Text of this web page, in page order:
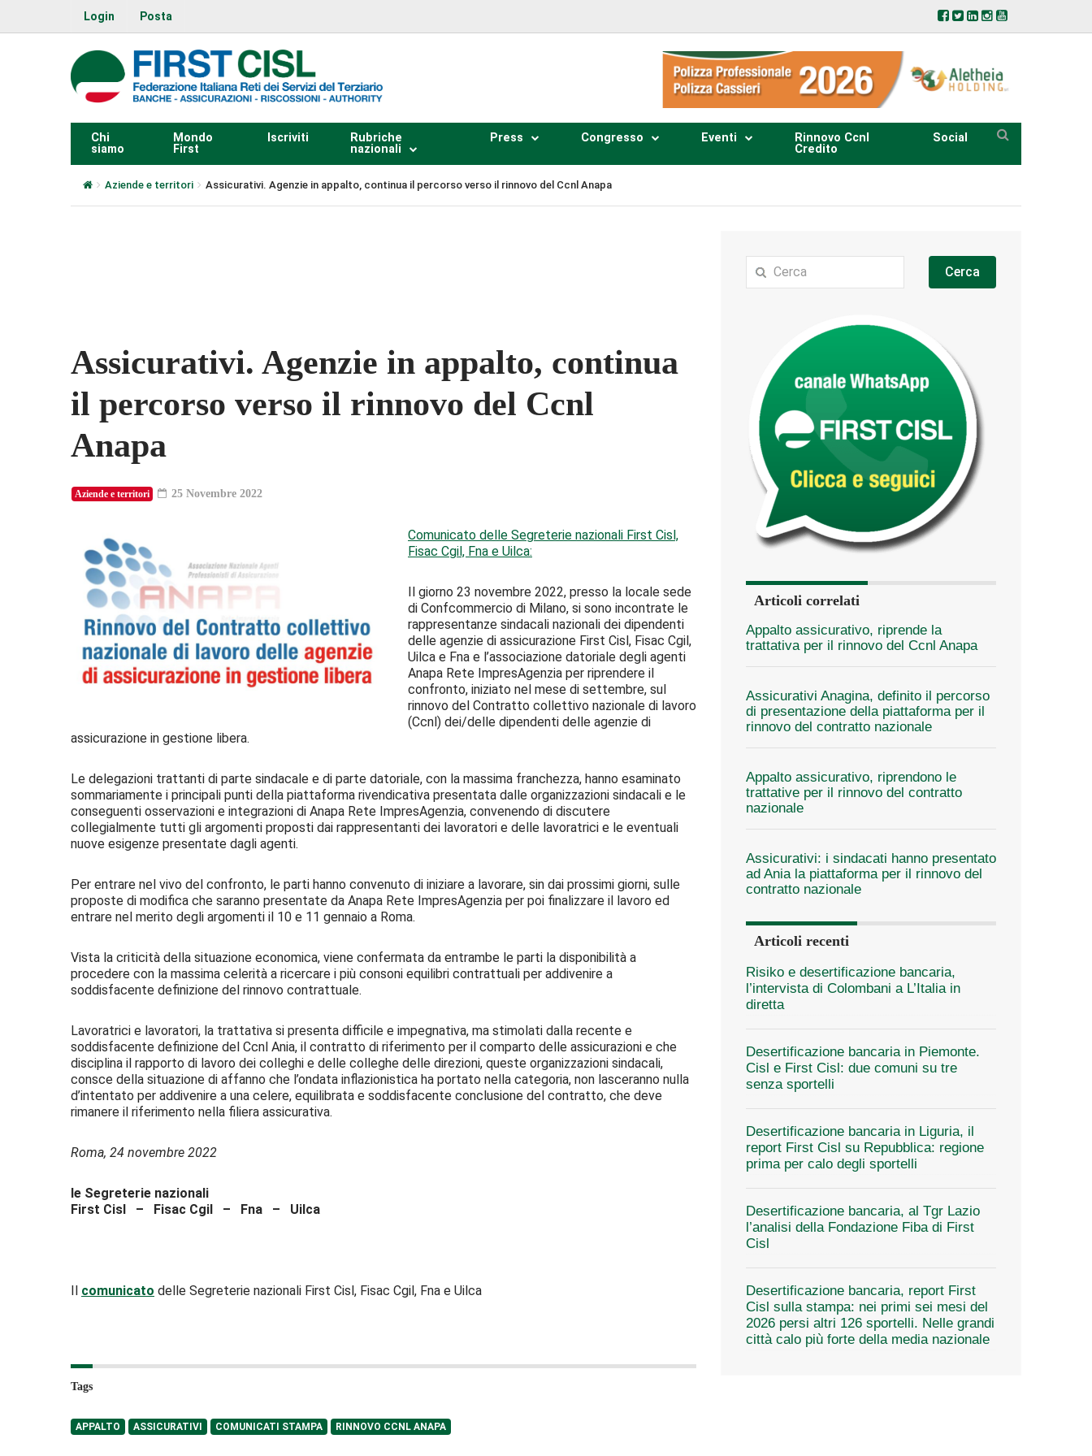
Login Posta
Chi
siamo
Mondo
First
Iscriviti
Rubriche
nazionali
Press Congresso Eventi
Rinnovo Ccnl
Credito
Social
Aziende e territori Assicurativi. Agenzie in appalto, continua il percorso verso il rinnovo del Ccnl Anapa
Assicurativi. Agenzie in appalto, continua
il percorso verso il rinnovo del Ccnl
Anapa
Aziende e territori 25 Novembre 2022
Comunicato delle Segreterie nazionali First Cisl,
Fisac Cgil, Fna e Uilca:
Il giorno 23 novembre 2022, presso la locale sede
di Confcommercio di Milano, si sono incontrate le
rappresentanze sindacali nazionali dei dipendenti
delle agenzie di assicurazione First Cisl, Fisac Cgil,
Uilca e Fna e l’associazione datoriale degli agenti
Anapa Rete ImpresAgenzia per riprendere il
confronto, iniziato nel mese di settembre, sul
rinnovo del Contratto collettivo nazionale di lavoro
(Ccnl) dei/delle dipendenti delle agenzie di
assicurazione in gestione libera.
Le delegazioni trattanti di parte sindacale e di parte datoriale, con la massima franchezza, hanno esaminato
sommariamente i principali punti della piattaforma rivendicativa presentata dalle organizzazioni sindacali e le
conseguenti osservazioni e integrazioni di Anapa Rete ImpresAgenzia, convenendo di discutere
collegialmente tutti gli argomenti proposti dai rappresentanti dei lavoratori e delle lavoratrici e le eventuali
nuove esigenze presentate dagli agenti.
Per entrare nel vivo del confronto, le parti hanno convenuto di iniziare a lavorare, sin dai prossimi giorni, sulle
proposte di modifica che saranno presentate da Anapa Rete ImpresAgenzia per poi finalizzare il lavoro ed
entrare nel merito degli argomenti il 10 e 11 gennaio a Roma.
Vista la criticità della situazione economica, viene confermata da entrambe le parti la disponibilità a
procedere con la massima celerità a ricercare i più consoni equilibri contrattuali per addivenire a
soddisfacente definizione del rinnovo contrattuale.
Lavoratrici e lavoratori, la trattativa si presenta difficile e impegnativa, ma stimolati dalla recente e
soddisfacente definizione del Ccnl Ania, il contratto di riferimento per il comparto delle assicurazioni e che
disciplina il rapporto di lavoro dei colleghi e delle colleghe delle direzioni, queste organizzazioni sindacali,
consce della situazione di affanno che l’ondata inflazionistica ha portato nella categoria, non lasceranno nulla
d’intentato per addivenire a una celere, equilibrata e soddisfacente conclusione del contratto, che deve
rimanere il riferimento nella filiera assicurativa.
Roma, 24 novembre 2022
le Segreterie nazionali
First Cisl – Fisac Cgil – Fna – Uilca
Il comunicato delle Segreterie nazionali First Cisl, Fisac Cgil, Fna e Uilca
Tags
APPALTO ASSICURATIVI COMUNICATI STAMPA RINNOVO CCNL ANAPA
Cerca
Articoli correlati
Appalto assicurativo, riprende la
trattativa per il rinnovo del Ccnl Anapa
Assicurativi Anagina, definito il percorso
di presentazione della piattaforma per il
rinnovo del contratto nazionale
Appalto assicurativo, riprendono le
trattative per il rinnovo del contratto
nazionale
Assicurativi: i sindacati hanno presentato
ad Ania la piattaforma per il rinnovo del
contratto nazionale
Articoli recenti
Risiko e desertificazione bancaria,
l’intervista di Colombani a L’Italia in
diretta
Desertificazione bancaria in Piemonte.
Cisl e First Cisl: due comuni su tre
senza sportelli
Desertificazione bancaria in Liguria, il
report First Cisl su Repubblica: regione
prima per calo degli sportelli
Desertificazione bancaria, al Tgr Lazio
l’analisi della Fondazione Fiba di First
Cisl
Desertificazione bancaria, report First
Cisl sulla stampa: nei primi sei mesi del
2026 persi altri 126 sportelli. Nelle grandi
città calo più forte della media nazionale